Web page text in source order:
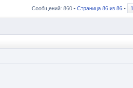
Сообщений: 860 • Страница 86 из 86 • 1